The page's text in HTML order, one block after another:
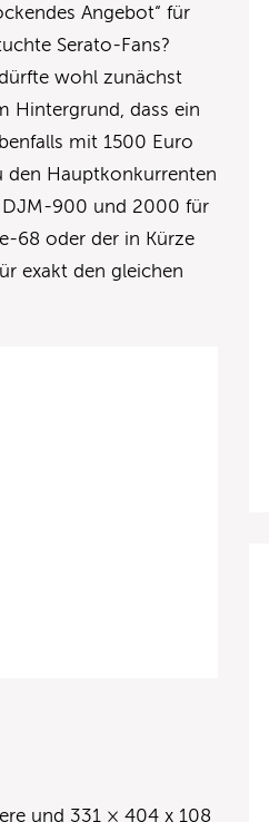
Angebot“ für
Serato-Fans?
wohl zunächst
Hintergrund, dass ein
mit 1500 Euro
den Hauptkonkurrenten
DJM-900 und 2000 für
68 oder der in Kürze
exakt den gleichen
und 331 × 404 x 108